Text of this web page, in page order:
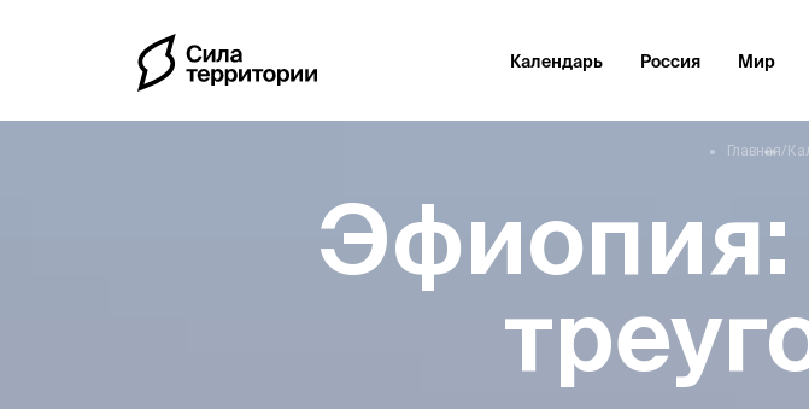
Календарь Россия Мир
Главная/